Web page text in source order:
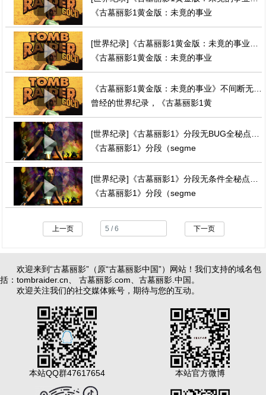
《古墓丽影1黄金版：未竟的事业
《古墓丽影1黄金版：未竟的事业
曾经的世界纪录，《古墓丽影1黄
《古墓丽影1》分段（segme
《古墓丽影1》分段（segme
上一页 下一页
欢迎来到“古墓丽影”（原“古墓丽影中国”）网站！我们支持的域名包
括： tombraider.cn、 古墓丽影.com、 古墓丽影.中国。
欢迎关注我们的社交媒体账号，期待与您的互动。
本站QQ群47617654 本站官方微博